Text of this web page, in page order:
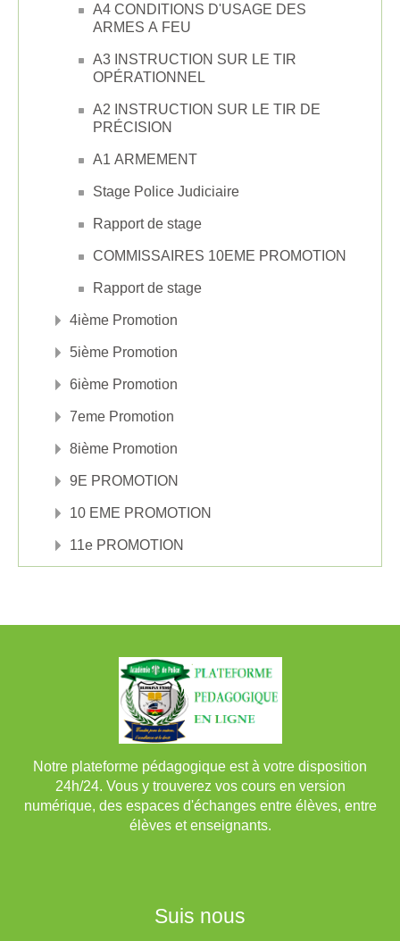
A4 CONDITIONS D'USAGE DES
ARMES A FEU
A3 INSTRUCTION SUR LE TIR
OPÉRATIONNEL
A2 INSTRUCTION SUR LE TIR DE
PRÉCISION
A1 ARMEMENT
Stage Police Judiciaire
Rapport de stage
COMMISSAIRES 10EME PROMOTION
Rapport de stage
4ième Promotion
5ième Promotion
6ième Promotion
7eme Promotion
8ième Promotion
9E PROMOTION
10 EME PROMOTION
11e PROMOTION
Notre plateforme pédagogique est à votre disposition
24h/24. Vous y trouverez vos cours en version
numérique, des espaces d'échanges entre élèves, entre
élèves et enseignants.
Suis nous